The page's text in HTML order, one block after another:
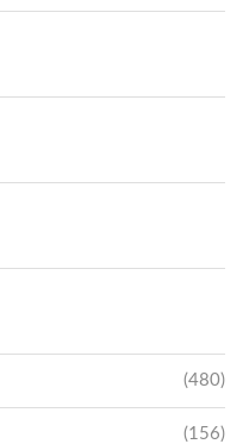
(480)
(156)